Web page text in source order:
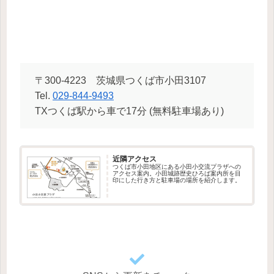
〒300-4223 茨城県つくば市小田3107
Tel. 029-844-9493
TXつくば駅から車で17分 (無料駐車場あり)
近隣アクセス
つくば市小田地区にある小田小交流プラザへの
アクセス案内。小田城跡歴史ひろば案内所を目
印にした行き方と駐車場の場所を紹介します。